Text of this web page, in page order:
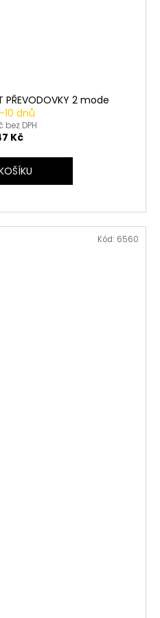
PŘEVODOVKY 2 mode
10 dnů
bez DPH
Kč
Kód: 6560